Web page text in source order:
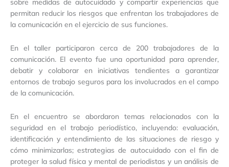
permitan reducir los riesgos que enfrentan los trabajadores de
la comunicación en el ejercicio de sus funciones.
En el taller participaron cerca de 200 trabajadores de la
comunicación. El evento fue una oportunidad para aprender,
debatir y colaborar en iniciativas tendientes a garantizar
entornos de trabajo seguros para los involucrados en el campo
de la comunicación.
En el encuentro se abordaron temas relacionados con la
seguridad en el trabajo periodístico, incluyendo: evaluación,
identificación y entendimiento de las situaciones de riesgo y
cómo minimizarlas; estrategias de autocuidado con el fin de
proteger la salud física y mental de periodistas y un análisis de